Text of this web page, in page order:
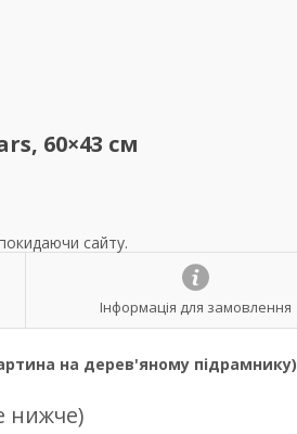
60×43 см
сайту.
Інформація для замовлення
на дерев'яному підрамнику)
нижче)